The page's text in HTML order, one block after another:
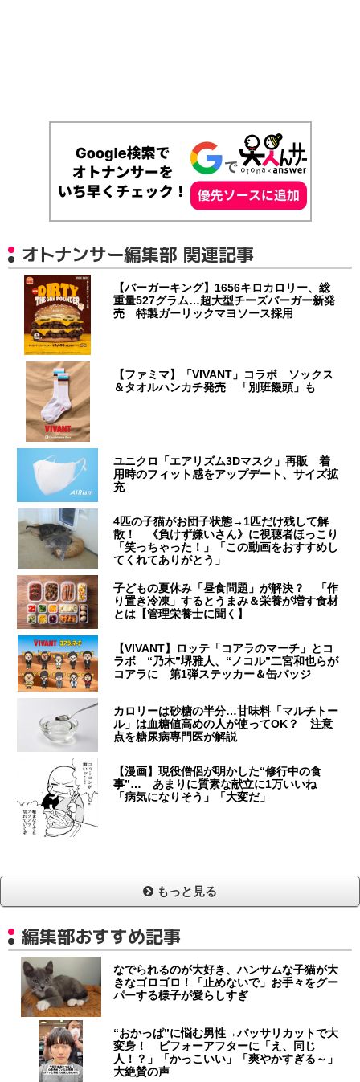
オトナンサー編集部 関連記事
【バーガーキング】1656キロカロリー、総
重量527グラム…超大型チーズバーガー新発
売 特製ガーリックマヨソース採用
【ファミマ】「VIVANT」コラボ ソックス
＆タオルハンカチ発売 「別班饅頭」も
ユニクロ「エアリズム3Dマスク」再販 着
用時のフィット感をアップデート、サイズ拡
充
4匹の子猫がお団子状態→1匹だけ残して解
散！ 《負けず嫌いさん》に視聴者ほっこり
「笑っちゃった！」「この動画をおすすめし
てくれてありがとう」
子どもの夏休み「昼食問題」が解決？ 「作
り置き冷凍」するとうまみ＆栄養が増す食材
とは【管理栄養士に聞く】
【VIVANT】ロッテ「コアラのマーチ」とコ
ラボ “乃木”堺雅人、“ノコル”二宮和也らが
コアラに 第1弾ステッカー＆缶バッジ
カロリーは砂糖の半分…甘味料「マルチトー
ル」は血糖値高めの人が使ってOK？ 注意
点を糖尿病専門医が解説
【漫画】現役僧侶が明かした“修行中の食
事”… あまりに質素な献立に1万いいね
「病気になりそう」「大変だ」
もっと見る
編集部おすすめ記事
なでられるのが大好き、ハンサムな子猫が大
きなゴロゴロ！「止めないで」お手々をグー
パーする様子が愛らしすぎ
“おかっぱ”に悩む男性→バッサリカットで大
変身！ ビフォーアフターに「え、同じ
人！？」「かっこいい」「爽やかすぎる～」
大絶賛の声